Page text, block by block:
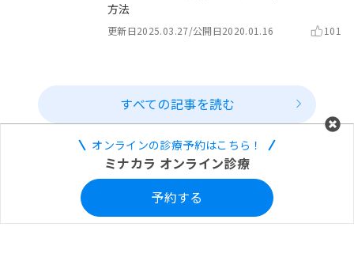
方法
更新日2025.03.27/公開日2020.01.16 101
すべての記事を読む
オンラインの診療予約はこちら！
ミナカラ オンライン診療
予約する